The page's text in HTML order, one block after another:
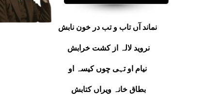
نروید لالہ از کشت خرابش
بطاق خانہ ویراں کتابش